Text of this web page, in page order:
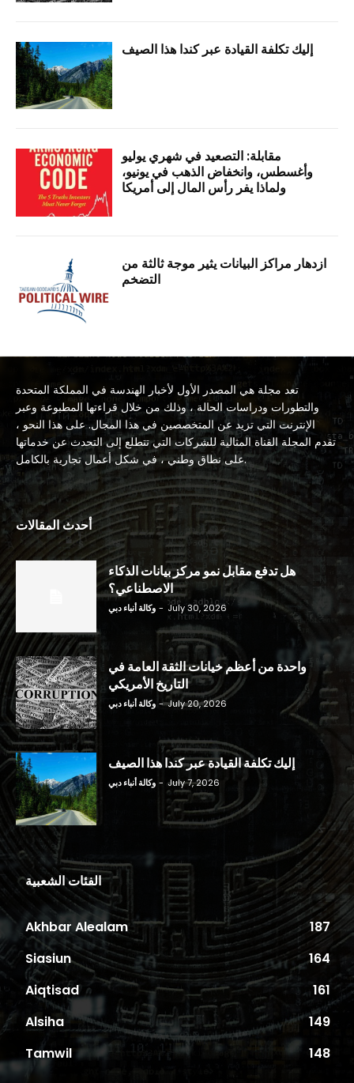
إليك تكلفة القيادة عبر كندا هذا الصيف
مقابلة: التصعيد في شهري يوليو
وأغسطس، وانخفاض الذهب في يونيو،
ولماذا يفر رأس المال إلى أمريكا
ازدهار مراكز البيانات يثير موجة ثالثة من
التضخم
تعد مجلة هي المصدر الأول لأخبار الهندسة في المملكة المتحدة
والتطورات ودراسات الحالة ، وذلك من خلال قراءتها المطبوعة وعبر
الإنترنت التي تزيد عن المتخصصين في هذا المجال. على هذا النحو ،
تقدم المجلة القناة المثالية للشركات التي تتطلع إلى التحدث عن خدماتها
على نطاق وطني ، في شكل أعمال تجارية بالكامل.
أحدث المقالات
هل تدفع مقابل نمو مركز بيانات الذكاء
الاصطناعي؟
وكالة أنباء دبي - July 30, 2026
واحدة من أعظم خيانات الثقة العامة في
التاريخ الأمريكي
وكالة أنباء دبي - July 20, 2026
إليك تكلفة القيادة عبر كندا هذا الصيف
وكالة أنباء دبي - July 7, 2026
الفئات الشعبية
Akhbar Alealam
187
Siasiun
164
Aiqtisad
161
Alsiha
149
Tamwil
148